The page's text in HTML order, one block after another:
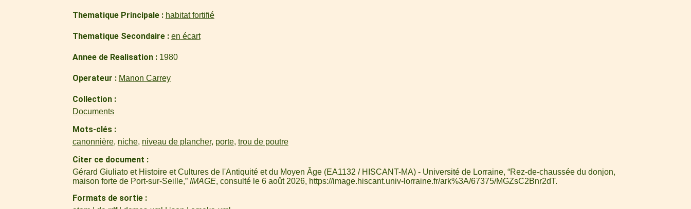
Thematique Principale habitat fortifié
Thematique Secondaire en écart
Annee de Realisation 1980
Operateur Manon Carrey
Collection
Documents
Mots-clés
canonnière, niche, niveau de plancher, porte, trou de poutre
Citer ce document
Gérard Giuliato et Histoire et Cultures de l'Antiquité et du Moyen Âge (EA1132 / HISCANT-MA) - Université de Lorraine, “Rez-de-chaussée du donjon,
maison forte de Port-sur-Seille,” IMAGE, consulté le 6 août 2026, https://image.hiscant.univ-lorraine.fr/ark%3A/67375/MGZsC2Bnr2dT.
Formats de sortie